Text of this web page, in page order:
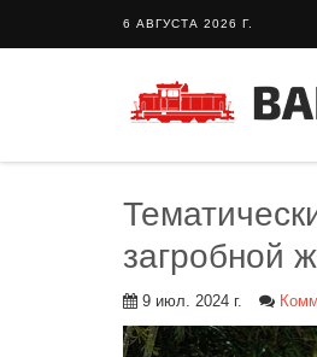
6 АВГУСТА 2026 Г.
загробной
9 июл. 2024 г.